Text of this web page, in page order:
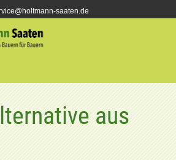
saaten.de
aus